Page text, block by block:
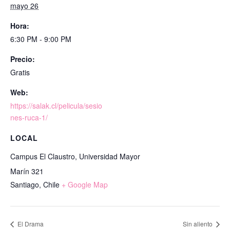
mayo 26
Hora:
6:30 PM - 9:00 PM
Precio:
Gratis
Web:
https://salak.cl/pelicula/sesio
nes-ruca-1/
LOCAL
Campus El Claustro, Universidad Mayor
Marín 321
Santiago, Chile + Google Map
El Drama Sin aliento